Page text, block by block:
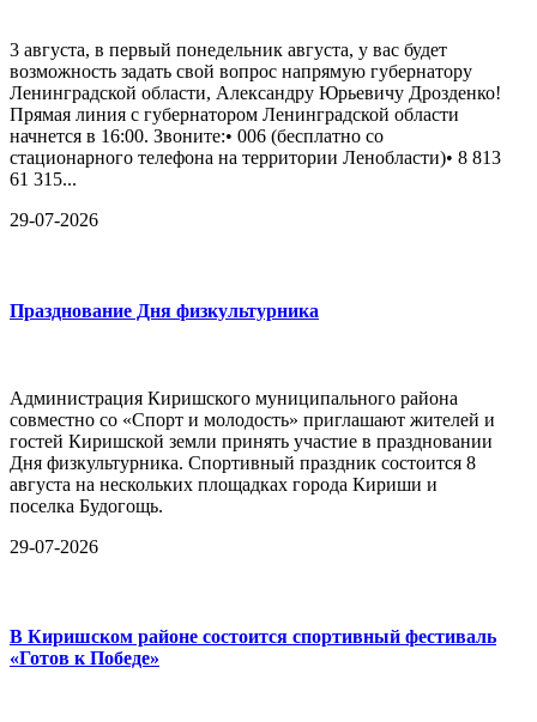
3 августа, в первый понедельник августа, у вас будет
возможность задать свой вопрос напрямую губернатору
Ленинградской области, Александру Юрьевичу Дрозденко!
Прямая линия с губернатором Ленинградской области
начнется в 16:00. Звоните:• 006 (бесплатно со
стационарного телефона на территории Ленобласти)• 8 813
61 315...
29-07-2026
Празднование Дня физкультурника
Администрация Киришского муниципального района
совместно со «Спорт и молодость» приглашают жителей и
гостей Киришской земли принять участие в праздновании
Дня физкультурника. Спортивный праздник состоится 8
августа на нескольких площадках города Кириши и
поселка Будогощь.
29-07-2026
В Киришском районе состоится спортивный фестиваль
«Готов к Победе»